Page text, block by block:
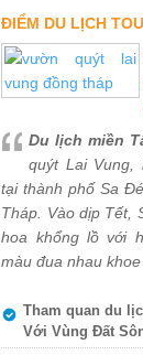
ĐIỂM DU LỊCH
Du lịch miền
quýt Lai Vung,
tại thành phố Sa
Tháp. Vào dịp Tết,
hoa khổng lồ với
màu đua nhau khoe
Tham quan du
Với Vùng Đất